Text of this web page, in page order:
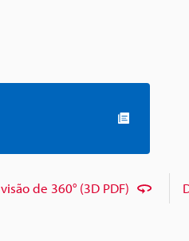
visão de 360° (3D PDF)